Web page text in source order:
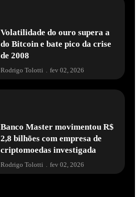
Volatilidade do ouro supera a
do Bitcoin e bate pico da crise
de 2008
Rodrigo Tolotti . fev 02, 2026
Banco Master movimentou R$
2,8 bilhões com empresa de
criptomoedas investigada
Rodrigo Tolotti fev 02, 2026